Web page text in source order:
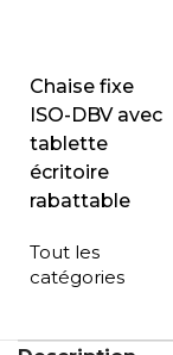
Chaise fixe
ISO-DBV avec
tablette
écritoire
rabattable
Tout les
catégories